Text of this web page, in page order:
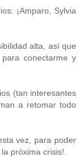
¡Amparo, Sylvia
alta, así que
conectarme y
(tan interesantes
a retomar todo
vez, para poder
próxima crisis!.